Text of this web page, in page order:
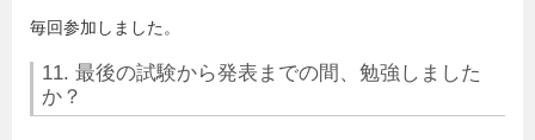
毎回参加しました。
11. 最後の試験から発表までの間、勉強しました
か？